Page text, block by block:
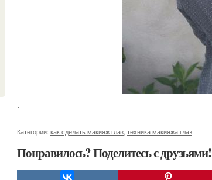
.
Категории: как сделать макияж глаз техника макияжа глаз
Понравилось? Поделитесь с друзьями!